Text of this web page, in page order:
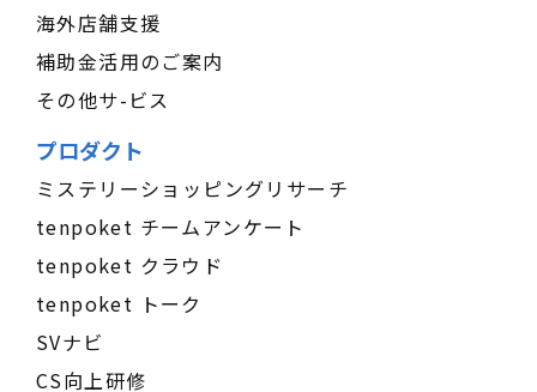
海外店舗支援
補助金活用のご案内
その他サ-ビス
プロダクト
ミステリーショッピングリサーチ
tenpoket チームアンケート
tenpoket クラウド
tenpoket トーク
SVナビ
CS向上研修